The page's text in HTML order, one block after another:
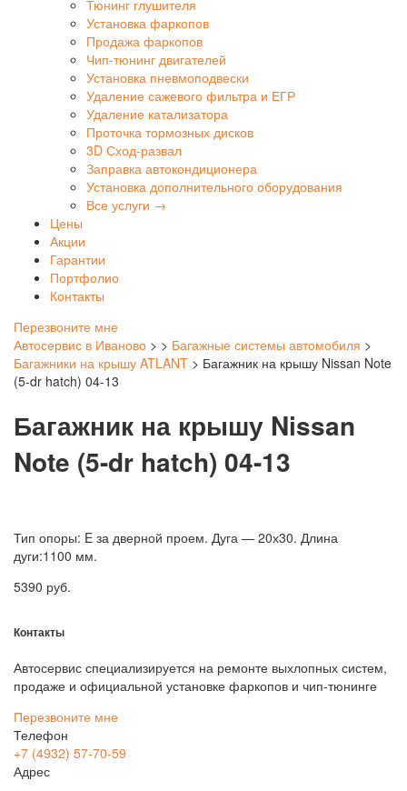
Тюнинг глушителя
Установка фаркопов
Продажа фаркопов
Чип-тюнинг двигателей
Установка пневмоподвески
Удаление сажевого фильтра и ЕГР
Удаление катализатора
Проточка тормозных дисков
3D Сход-развал
Заправка автокондиционера
Установка дополнительного оборудования
Все услуги →
Цены
Акции
Гарантии
Портфолио
Контакты
Перезвоните мне
Автосервис в Иваново > > Багажные системы автомобиля >
Багажники на крышу ATLANT > Багажник на крышу Nissan Note
(5-dr hatch) 04-13
Багажник на крышу Nissan
Note (5-dr hatch) 04-13
Тип опоры: E за дверной проем. Дуга — 20х30. Длина
дуги:1100 мм.
5390 руб.
Контакты
Автосервис специализируется на ремонте выхлопных систем,
продаже и официальной установке фаркопов и чип-тюнинге
Перезвоните мне
Телефон
+7 (4932) 57-70-59
Адрес